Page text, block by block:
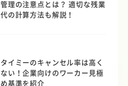
管理の注意点とは？ 適切な残業
代の計算方法も解説！
タイミーのキャンセル率は高く
ない！企業向けのワーカー見極
め基準を紹介